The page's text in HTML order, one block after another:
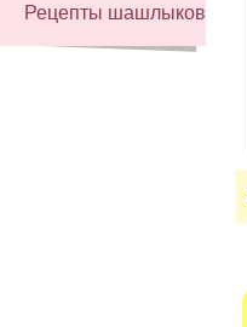
Рецепты шашлыков